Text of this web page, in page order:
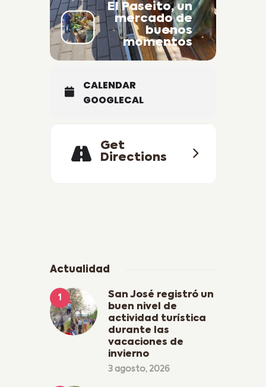
El Paseito, un
mercado de
buenos
momentos
CALENDAR
GOOGLECAL
Get
Directions
Actualidad
San José registró un
buen nivel de
actividad turística
durante las
vacaciones de
invierno
3 agosto, 2026